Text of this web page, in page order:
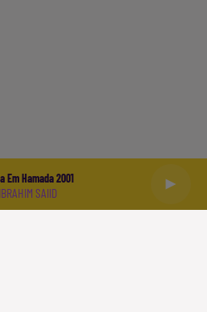
Em Hamada 2001
IBRAHIM SAIID